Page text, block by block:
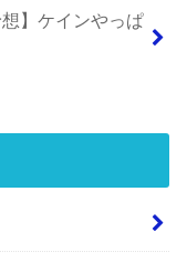
】ケインやっぱ